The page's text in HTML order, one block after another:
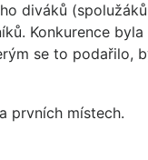
diváků
Konkurence
se to podařilo,
prvních místech.